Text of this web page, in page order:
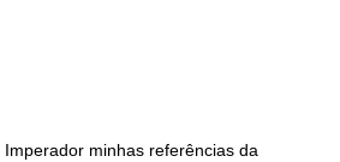
minhas referências da